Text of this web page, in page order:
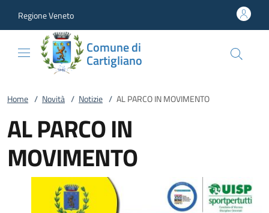
Regione Veneto
Comune di
Cartigliano
Home / Novità / Notizie / AL PARCO IN MOVIMENTO
AL PARCO IN
MOVIMENTO